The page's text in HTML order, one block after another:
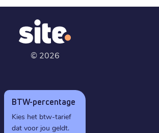
© 2026
BTW-percentage
Kies het btw-tarief
dat voor jou geldt.